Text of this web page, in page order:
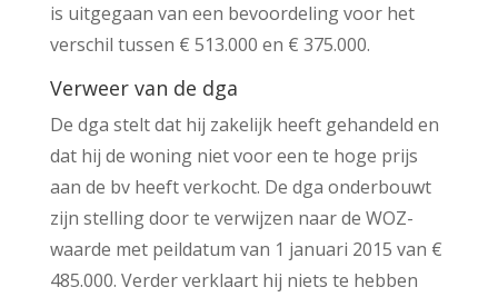
is uitgegaan van een bevoordeling voor het
verschil tussen € 513.000 en € 375.000.
Verweer van de dga
De dga stelt dat hij zakelijk heeft gehandeld en
dat hij de woning niet voor een te hoge prijs
aan de bv heeft verkocht. De dga onderbouwt
zijn stelling door te verwijzen naar de WOZ-
waarde met peildatum van 1 januari 2015 van €
485.000. Verder verklaart hij niets te hebben